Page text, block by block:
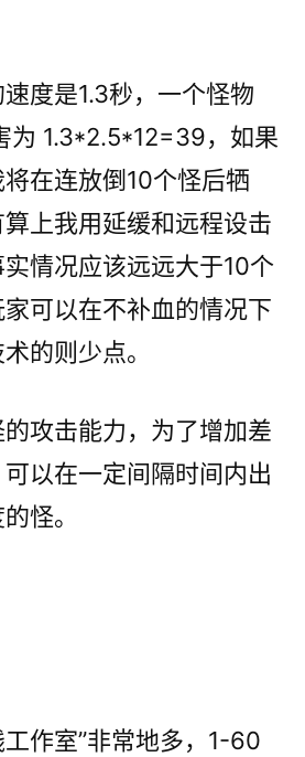
度是1.3秒，一个怪物
为 1.3*2.5*12=39，如果
在连放倒10个怪后牺
上我用延缓和远程设击
情况应该远远大于10个
可以在不补血的情况下
的则少点。
攻击能力，为了增加差
以在一定间隔时间内出
怪。
作室”非常地多，1-60